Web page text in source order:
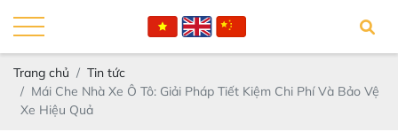
Trang chủ
Tin tức
Mái Che Nhà Xe Ô Tô: Giải Pháp Tiết Kiệm Chi Phí Và Bảo Vệ
Xe Hiệu Quả